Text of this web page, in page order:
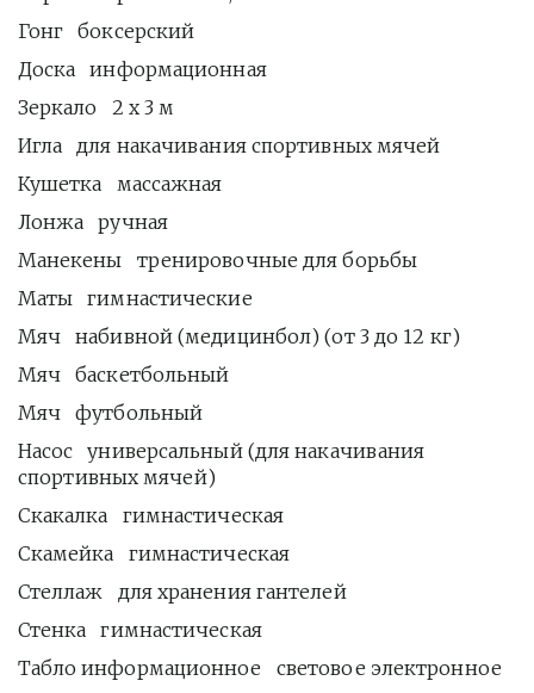
Гонг   боксерский
Доска   информационная
Зеркало   2 х 3 м
Игла   для накачивания спортивных мячей
Кушетка   массажная
Лонжа   ручная
Манекены   тренировочные для борьбы
Маты   гимнастические
Мяч   набивной (медицинбол) (от 3 до 12 кг)
Мяч   баскетбольный
Мяч   футбольный
Насос   универсальный (для накачивания
спортивных мячей)
Скакалка   гимнастическая
Скамейка   гимнастическая
Стеллаж   для хранения гантелей
Стенка   гимнастическая
Табло информационное   световое электронное